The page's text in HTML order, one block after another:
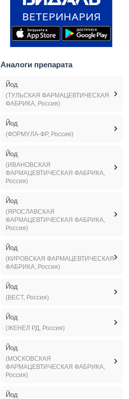
Аналоги препарата
Йод
(ТУЛЬСКАЯ ФАРМАЦЕВТИЧЕСКАЯ
ФАБРИКА, Россия)
Йод
(ФОРМУЛА-ФР, Россия)
Йод
(ИВАНОВСКАЯ
ФАРМАЦЕВТИЧЕСКАЯ ФАБРИКА,
Россия)
Йод
(ЯРОСЛАВСКАЯ
ФАРМАЦЕВТИЧЕСКАЯ ФАБРИКА,
Россия)
Йод
(КИРОВСКАЯ ФАРМАЦЕВТИЧЕСКАЯ
ФАБРИКА, Россия)
Йод
(ВЕСТ, Россия)
Йод
(ЖЕНЕЛ РД, Россия)
Йод
(МОСКОВСКАЯ
ФАРМАЦЕВТИЧЕСКАЯ ФАБРИКА,
Россия)
Йод